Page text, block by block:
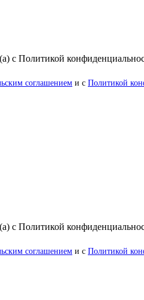
с Политикой
соглашением и с Политикой
с Политикой
соглашением и с Политикой